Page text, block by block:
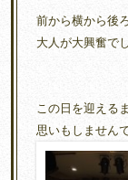
前から横から後
大人が大興奮で
この日を迎える
思いもしません